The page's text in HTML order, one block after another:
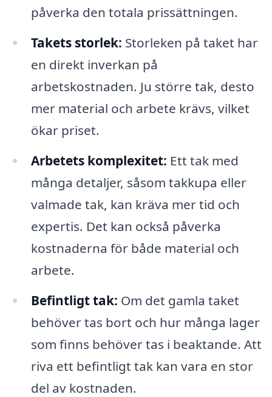
påverka den totala prissättningen.
Takets storlek: Storleken på taket har
en direkt inverkan på
arbetskostnaden. Ju större tak, desto
mer material och arbete krävs, vilket
ökar priset.
Arbetets komplexitet: Ett tak med
många detaljer, såsom takkupa eller
valmade tak, kan kräva mer tid och
expertis. Det kan också påverka
kostnaderna för både material och
arbete.
Befintligt tak: Om det gamla taket
behöver tas bort och hur många lager
som finns behöver tas i beaktande. Att
riva ett befintligt tak kan vara en stor
del av kostnaden.